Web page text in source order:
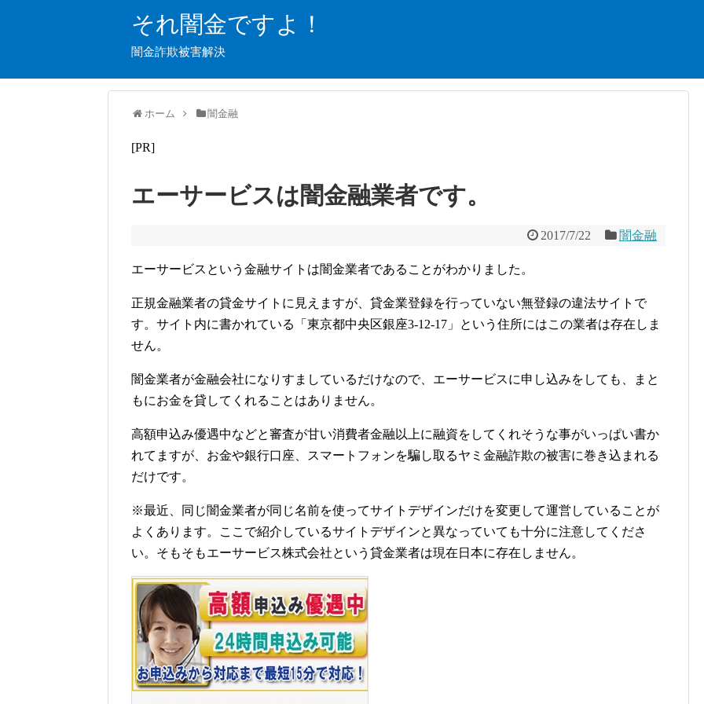
それ闇金ですよ！
闇金詐欺被害解決
ホーム 闇金融
[PR]
エーサービスは闇金融業者です。
2017/7/22 闇金融
エーサービスという金融サイトは闇金業者であることがわかりました。
正規金融業者の貸金サイトに見えますが、貸金業登録を行っていない無登録の違法サイトで
す。サイト内に書かれている「東京都中央区銀座3-12-17」という住所にはこの業者は存在しま
せん。
闇金業者が金融会社になりすましているだけなので、エーサービスに申し込みをしても、まと
もにお金を貸してくれることはありません。
高額申込み優遇中などと審査が甘い消費者金融以上に融資をしてくれそうな事がいっぱい書か
れてますが、お金や銀行口座、スマートフォンを騙し取るヤミ金融詐欺の被害に巻き込まれる
だけです。
※最近、同じ闇金業者が同じ名前を使ってサイトデザインだけを変更して運営していることが
よくあります。ここで紹介しているサイトデザインと異なっていても十分に注意してくださ
い。そもそもエーサービス株式会社という貸金業者は現在日本に存在しません。